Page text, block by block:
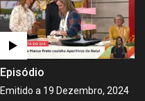
Episódio
Emitido a 19 Dezembro, 2024